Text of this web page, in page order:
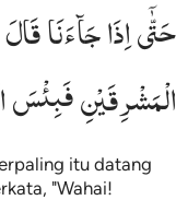
حتى اذا جاءنا قال يا ليت
حَتَّىٰٓ إِذَا جَآءَنَا قَالَ
حَتّٰۤیاِذَاجَآءَنَاقَالَ
الْمَشْرِقَیْنِفَبِئْسَ
itu datang
"Wahai!